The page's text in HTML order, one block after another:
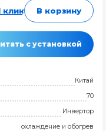
клик В корзину
с установкой
Китай
70
Инвертор
охлаждение и обогрев